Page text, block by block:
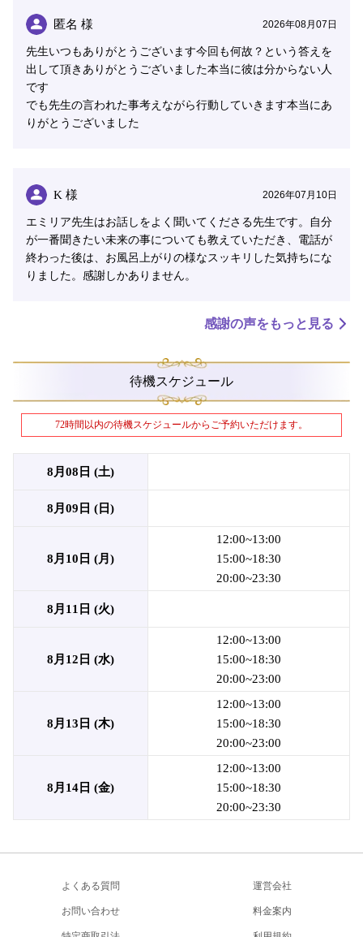
＝＝＝＝＝＝＝＝＝＝＝＝＝＝＝
★･*.｡:シェリール運営よりお知らせ:.｡*･★
電話占いシェリールの超人気鑑定師・ エミリア先生監修
のデジタルコンテンツ
エミリア先生の《驚異のシンクロ超感覚》の御力を、ぜ
ひシェリールの電話鑑定にてご体感ください。
匿名 様 2026年08月07日
先生いつもありがとうございます今回も何故？という答えを
出して頂きありがとうございました本当に彼は分からない人
です
でも先生の言われた事考えながら行動していきます本当にあ
りがとうございました
K 様 2026年07月10日
エミリア先生はお話しをよく聞いてくださる先生です。自分
が一番聞きたい未来の事についても教えていただき、電話が
終わった後は、お風呂上がりの様なスッキリした気持ちにな
りました。感謝しかありません。
感謝の声をもっと見る
待機スケジュール
72時間以内の待機スケジュールからご予約いただけます。
8月08日 (土)
8月09日 (日)
8月10日 (月)
12:00~13:00
15:00~18:30
20:00~23:30
8月11日 (火)
8月12日 (水)
12:00~13:00
15:00~18:30
20:00~23:00
8月13日 (木)
12:00~13:00
15:00~18:30
20:00~23:00
8月14日 (金)
12:00~13:00
15:00~18:30
20:00~23:30
よくある質問
運営会社
お問い合わせ
料金案内